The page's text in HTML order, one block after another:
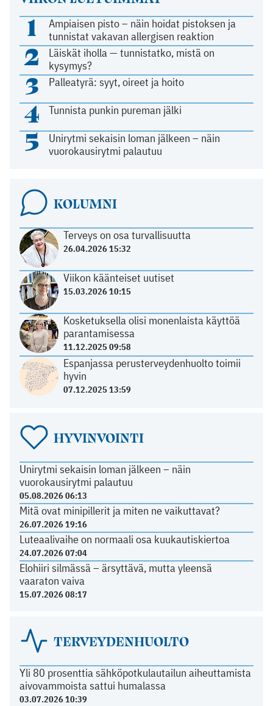
1
Ampiaisen pisto – näin hoidat pistoksen ja
tunnistat vakavan allergisen reaktion
2
Läiskät iholla — tunnistatko, mistä on
kysymys?
3 Palleatyrä: syyt, oireet ja hoito
4 Tunnista punkin pureman jälki
5
Unirytmi sekaisin loman jälkeen – näin
vuorokausirytmi palautuu
KOLUMNI
Terveys on osa turvallisuutta
26.04.2026 15:32
Viikon käänteiset uutiset
15.03.2026 10:15
Kosketuksella olisi monenlaista käyttöä
parantamisessa
11.12.2025 09:58
Espanjassa perusterveydenhuolto toimii
hyvin
07.12.2025 13:59
HYVINVOINTI
Unirytmi sekaisin loman jälkeen – näin
vuorokausirytmi palautuu
05.08.2026 06:13
Mitä ovat minipillerit ja miten ne vaikuttavat?
26.07.2026 19:16
Luteaalivaihe on normaali osa kuukautiskiertoa
24.07.2026 07:04
Elohiiri silmässä – ärsyttävä, mutta yleensä
vaaraton vaiva
15.07.2026 08:17
TERVEYDENHUOLTO
Yli 80 prosenttia sähköpotkulautailun aiheuttamista
aivovammoista sattui humalassa
03.07.2026 10:39